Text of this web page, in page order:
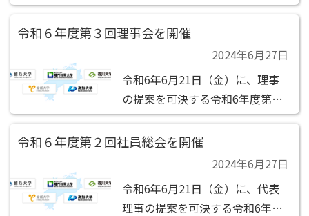
第4回理事会の決議があったもの
とみなされました。 決議事項
（1）第1号議案 社員総会の決議
令和６年度第３回理事会を開催
2024年6月27日
令和6年6月21日（金）に、理事
の提案を可決する令和6年度第3
回理事会の決議があったものとみ
なされました。 決議事項 （1）第
1号議案 代表理事1名選定の件
定の件 （3）第3号議案 専務理事
令和６年度第２回社員総会を開催
2024年6月27日
令和6年6月21日（金）に、代表
理事の提案を可決する令和6年度